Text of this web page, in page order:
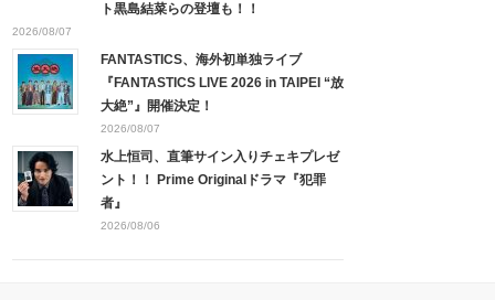
ト黒島結菜らの登壇も！！
2026/08/07
FANTASTICS、海外初単独ライブ
『FANTASTICS LIVE 2026 in TAIPEI “放
大絶”』開催決定！
2026/08/07
水上恒司、直筆サイン入りチェキプレゼ
ント！！ Prime Originalドラマ『犯罪
者』
2026/08/06